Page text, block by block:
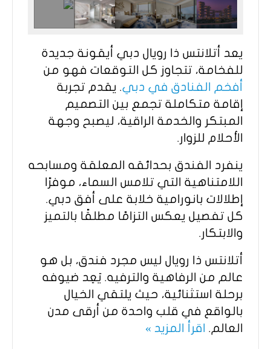
يعد أتلانتس ذا رويال دبي أيقونة جديدة
للفخامة، تتجاوز كل التوقعات فهو من
أفخم الفنادق في دبي. يقدم تجربة
إقامة متكاملة تجمع بين التصميم
المبتكر والخدمة الراقية، ليصبح وجهة
الأحلام للزوار.
ينفرد الفندق بحدائقه المعلقة ومسابحه
اللامتناهية التي تلامس السماء، موفرًا
إطلالات بانورامية خلابة على أفق دبي.
كل تفصيل يعكس التزامًا مطلقًا بالتميز
والابتكار.
أتلانتس ذا رويال ليس مجرد فندق، بل هو
عالم من الرفاهية والترفيه. يَعِد ضيوفه
برحلة استثنائية، حيث يلتقي الخيال
بالواقع في قلب واحدة من أرقى مدن
العالم. اقرأ المزيد »